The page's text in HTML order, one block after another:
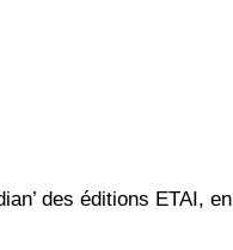
des éditions ETAI, en